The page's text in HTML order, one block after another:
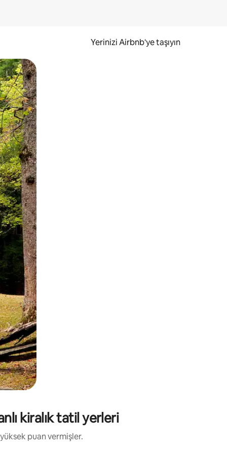
Yerinizi Airbnb'ye taşıyın
kiralık tatil yerleri
puan vermişler.